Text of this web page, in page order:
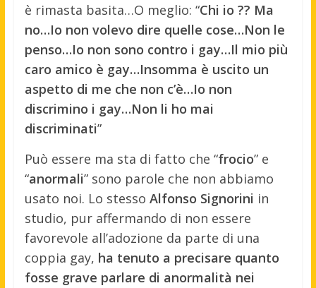
è rimasta basita…O meglio: “Chi io ?? Ma
no…Io non volevo dire quelle cose…Non le
penso…Io non sono contro i gay…Il mio più
caro amico è gay…Insomma è uscito un
aspetto di me che non c’è…Io non
discrimino i gay…Non li ho mai
discriminati”
Può essere ma sta di fatto che “frocio” e
“anormali” sono parole che non abbiamo
usato noi. Lo stesso Alfonso Signorini in
studio, pur affermando di non essere
favorevole all’adozione da parte di una
coppia gay, ha tenuto a precisare quanto
fosse grave parlare di anormalità nei